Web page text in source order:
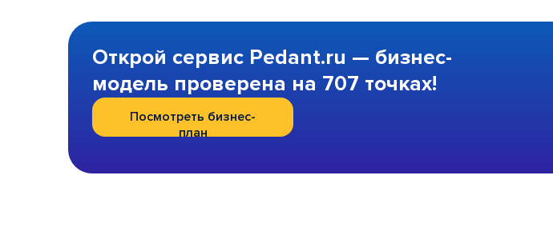
Открой сервис Pedant.ru — бизнес-
модель проверена на 707 точках!
Посмотреть бизнес-
план